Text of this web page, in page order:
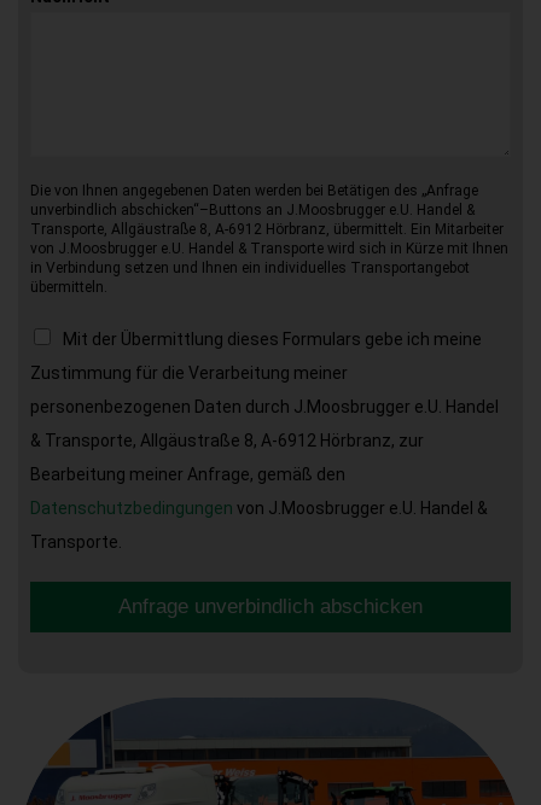
Die von Ihnen angegebenen Daten werden bei Betätigen des „Anfrage
unverbindlich abschicken“–Buttons an J.Moosbrugger e.U. Handel &
Transporte, Allgäustraße 8, A-6912 Hörbranz, übermittelt. Ein Mitarbeiter
von J.Moosbrugger e.U. Handel & Transporte wird sich in Kürze mit Ihnen
in Verbindung setzen und Ihnen ein individuelles Transportangebot
übermitteln.
Mit der Übermittlung dieses Formulars gebe ich meine
Zustimmung für die Verarbeitung meiner
personenbezogenen Daten durch J.Moosbrugger e.U. Handel
& Transporte, Allgäustraße 8, A-6912 Hörbranz, zur
Bearbeitung meiner Anfrage, gemäß den
Datenschutzbedingungen von J.Moosbrugger e.U. Handel &
Transporte.
Anfrage unverbindlich abschicken